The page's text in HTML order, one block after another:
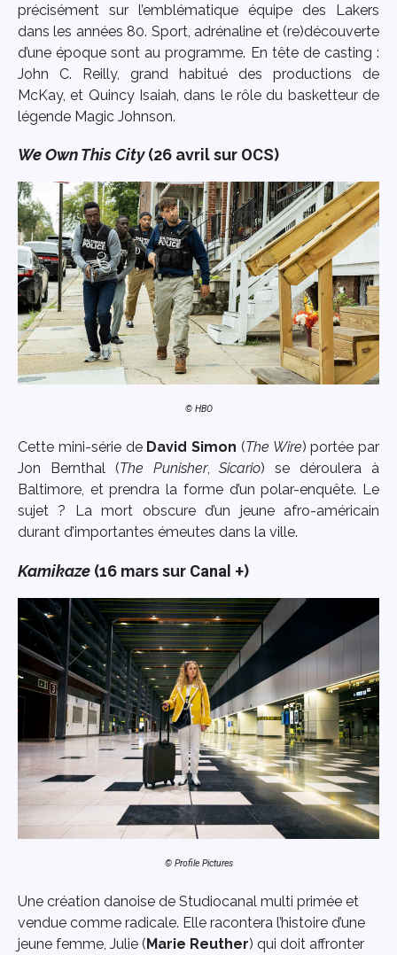
précisément sur l’emblématique équipe des Lakers
dans les années 80. Sport, adrénaline et (re)découverte
d’une époque sont au programme. En tête de casting :
John C. Reilly, grand habitué des productions de
McKay, et Quincy Isaiah, dans le rôle du basketteur de
légende Magic Johnson.
We Own This City(26 avril sur OCS)
© HBO
Cette mini-série de David Simon (The Wire) portée par
Jon Bernthal (The Punisher,Sicario) se déroulera à
Baltimore, et prendra la forme d’un polar-enquête. Le
sujet ? La mort obscure d’un jeune afro-américain
durant d’importantes émeutes dans la ville.
Kamikaze (16 mars sur Canal +)
© Profile Pictures
Une création danoise de Studiocanal multi primée et
vendue comme radicale. Elle racontera l’histoire d’une
jeune femme, Julie (Marie Reuther) qui doit affronter